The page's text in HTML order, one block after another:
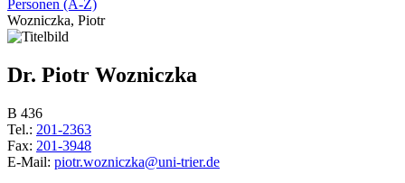
Personen (A-Z)
Wozniczka, Piotr
Dr. Piotr Wozniczka
B 436
Tel.: 201-2363
Fax: 201-3948
E-Mail: piotr.wozniczka@uni-trier.de